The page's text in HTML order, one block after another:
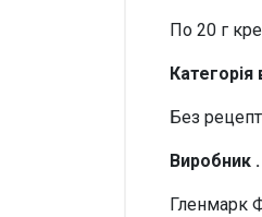
По 20 г
Категорія
Без
Виробник .
Гленмарк